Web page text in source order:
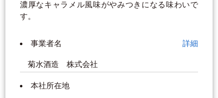
濃厚なキャラメル風味がやみつきになる味わいで
す。
事業者名 詳細
菊水酒造 株式会社
本社所在地